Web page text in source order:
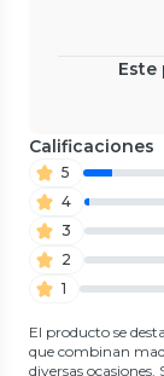
Calificaciones
5
4
3
2
1
El producto se
que combinan
diversas ocasiones.